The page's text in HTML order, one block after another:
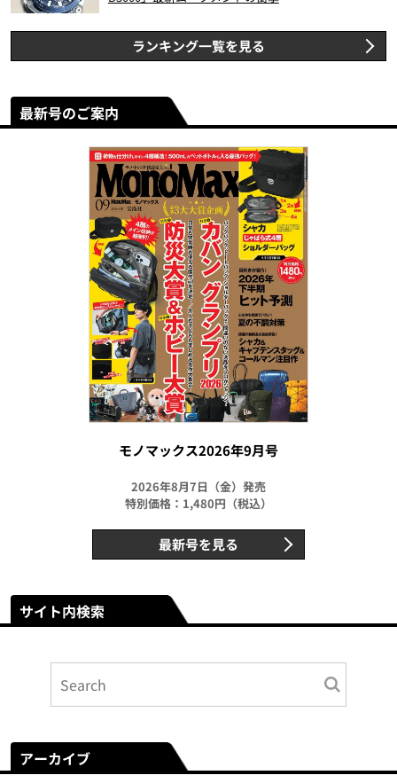
ランキング一覧を見る
最新号のご案内
モノマックス2026年9月号
2026年8月7日（金）発売
特別価格：1,480円（税込）
最新号を見る
サイト内検索
アーカイブ